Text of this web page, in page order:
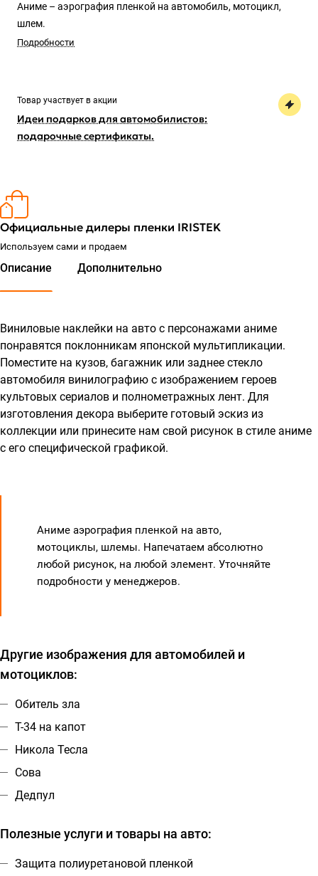
Аниме – аэрография пленкой на автомобиль, мотоцикл,
шлем.
Подробности
Товар участвует в акции
Идеи подарков для автомобилистов:
подарочные сертификаты.
Официальные дилеры пленки IRISTEK
Используем сами и продаем
Описание Дополнительно
Виниловые наклейки на авто с персонажами аниме
понравятся поклонникам японской мультипликации.
Поместите на кузов, багажник или заднее стекло
автомобиля винилографию с изображением героев
культовых сериалов и полнометражных лент. Для
изготовления декора выберите готовый эскиз из
коллекции или принесите нам свой рисунок в стиле аниме
с его специфической графикой.
Аниме аэрография пленкой на авто,
мотоциклы, шлемы. Напечатаем абсолютно
любой рисунок, на любой элемент. Уточняйте
подробности у менеджеров.
Другие изображения для автомобилей и
мотоциклов:
Обитель зла
Т-34 на капот
Никола Тесла
Сова
Дедпул
Полезные услуги и товары на авто:
Защита полиуретановой пленкой